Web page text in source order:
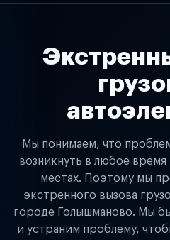
Мы понимаем, что
возникнуть в любое
местах. Поэтому мы
экстренного вызова
городе Голышманово. Мы
и устраним проблему,